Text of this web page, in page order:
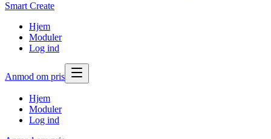
Smart Create
Hjem
Moduler
Log ind
Anmod om pris
Hjem
Moduler
Log ind